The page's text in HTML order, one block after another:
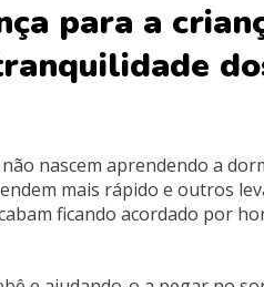
para a
nascem aprendendo a
mais rápido e outros
ficando acordado por